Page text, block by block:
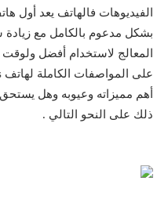
بشكل مدعوم بالكامل مع زيادة
المعالج لاستخدام أفضل
أهم مميزاته وعيوبه وهل
ذلك على النحو التالي .